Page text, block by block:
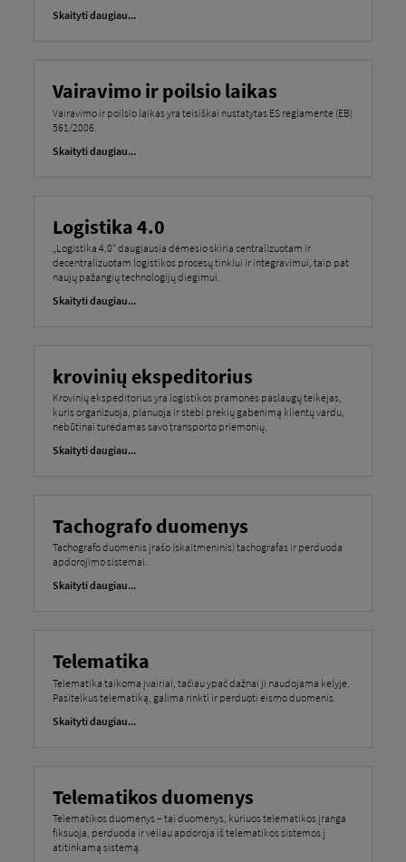
Skaityti daugiau...
Vairavimo ir poilsio laikas
Vairavimo ir poilsio laikas yra teisiškai nustatytas ES reglamente (EB)
561/2006.
Skaityti daugiau...
Logistika 4.0
„Logistika 4.0“ daugiausia dėmesio skiria centralizuotam ir
decentralizuotam logistikos procesų tinklui ir integravimui, taip pat
naujų pažangių technologijų diegimui.
Skaityti daugiau...
krovinių ekspeditorius
Krovinių ekspeditorius yra logistikos pramonės paslaugų teikėjas,
kuris organizuoja, planuoja ir stebi prekių gabenimą klientų vardu,
nebūtinai turėdamas savo transporto priemonių.
Skaityti daugiau...
Tachografo duomenys
Tachografo duomenis įrašo (skaitmeninis) tachografas ir perduoda
apdorojimo sistemai.
Skaityti daugiau...
Telematika
Telematika taikoma įvairiai, tačiau ypač dažnai ji naudojama kelyje.
Pasitelkus telematiką, galima rinkti ir perduoti eismo duomenis.
Skaityti daugiau...
Telematikos duomenys
Telematikos duomenys – tai duomenys, kuriuos telematikos įranga
fiksuoja, perduoda ir vėliau apdoroja iš telematikos sistemos į
atitinkamą sistemą.